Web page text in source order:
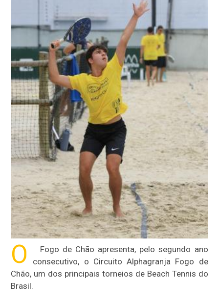
O
Fogo de Chão apresenta, pelo segundo ano
consecutivo, o Circuito Alphagranja Fogo de
Chão, um dos principais torneios de Beach Tennis do
Brasil.